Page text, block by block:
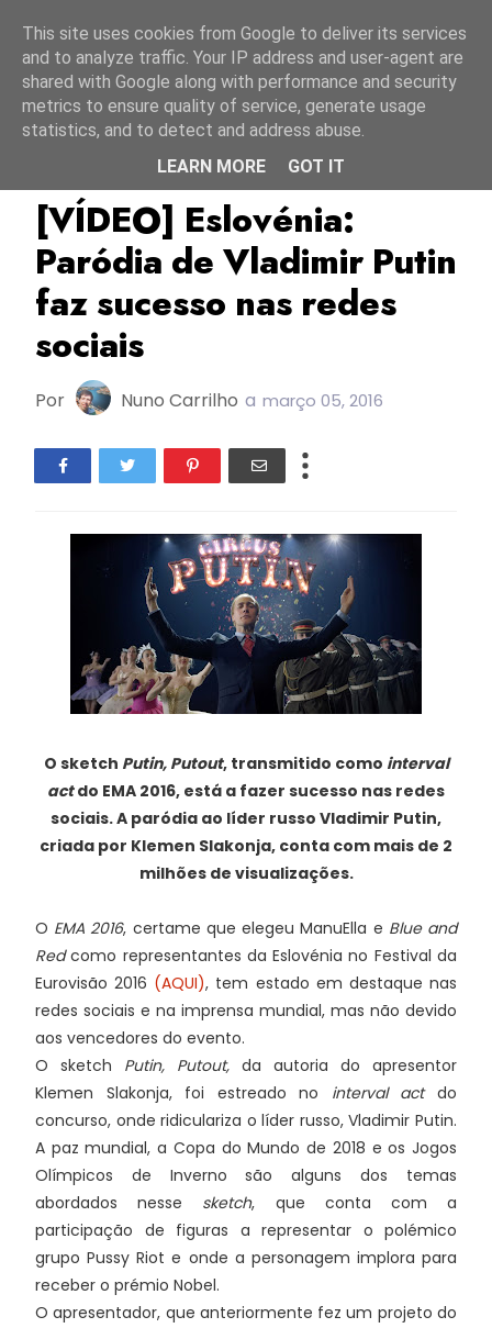
Eslovénia Klemen Slakonja
[VÍDEO] Eslovénia:
Paródia de Vladimir Putin
faz sucesso nas redes
sociais
Por Nuno Carrilho a março 05, 2016
O sketch Putin, Putout, transmitido como interval
actdo EMA 2016, está a fazer sucesso nas redes
sociais. A paródia ao líder russo Vladimir Putin,
criada por Klemen Slakonja, conta com mais de 2
milhões de visualizações.
O EMA 2016, certame que elegeu ManuElla e Blue and
Redcomo representantes da Eslovénia no Festival da
Eurovisão 2016 (AQUI), tem estado em destaque nas
redes sociais e na imprensa mundial, mas não devido
aos vencedores do evento.
O sketch Putin, Putout, da autoria do apresentor
Klemen Slakonja, foi estreado no interval actdo
concurso, onde ridiculariza o líder russo, Vladimir Putin.
A paz mundial, a Copa do Mundo de 2018 e os Jogos
Olímpicos de Inverno são alguns dos temas
abordados nesse sketch, que conta com a
participação de figuras a representar o polémico
grupo Pussy Riot e onde a personagem implora para
receber o prémio Nobel.
O apresentador, que anteriormente fez um projeto do
This site uses cookies from Google to deliver its services
and to analyze traffic. Your IP address and user-agent are
shared with Google along with performance and security
metrics to ensure quality of service, generate usage
statistics, and to detect and address abuse.
LEARN MORE
GOT IT